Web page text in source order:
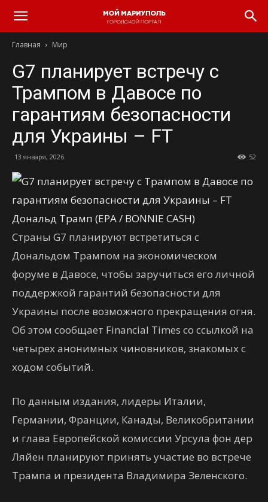
Главная Мир
G7 планирует встречу с
Трампом в Давосе по
гарантиям безопасности
для Украины – FT
13 января, 2026 52
Дональд Трамп (EPA / BONNIE CASH)
Страны G7 планируют встретиться с
Дональдом Трампом на экономическом
форуме в Давосе, чтобы заручиться его личной
поддержкой гарантий безопасности для
Украины после возможного прекращения огня.
Об этом сообщает Financial Times со ссылкой на
четырех анонимных чиновников, знакомых с
ходом событий.
По данным издания, лидеры Италии,
Германии, Франции, Канады, Великобритании
и глава Европейской комиссии Урсула фон дер
Ляйен планируют принять участие во встрече
Трампа и президента Владимира Зеленского.